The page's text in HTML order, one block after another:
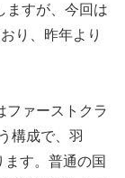
ますが、今回は
り、昨年より
ファーストクラ
構成で、羽
す。普通の国